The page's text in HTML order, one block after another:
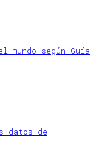
mundo según Guía
datos de